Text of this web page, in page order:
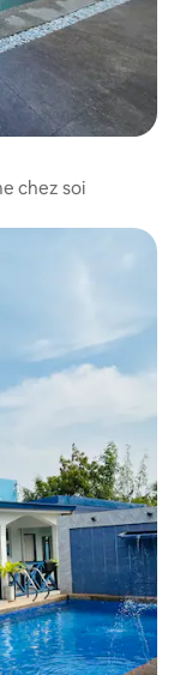
chez soi